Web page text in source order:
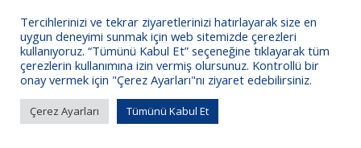
Tercihlerinizi ve tekrar ziyaretlerinizi hatırlayarak size en
uygun deneyimi sunmak için web sitemizde çerezleri
kullanıyoruz. “Tümünü Kabul Et” seçeneğine tıklayarak tüm
çerezlerin kullanımına izin vermiş olursunuz. Kontrollü bir
onay vermek için "Çerez Ayarları"nı ziyaret edebilirsiniz.
Çerez Ayarları Tümünü Kabul Et